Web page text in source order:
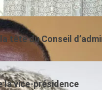
tête du Conseil
la vice-présidence